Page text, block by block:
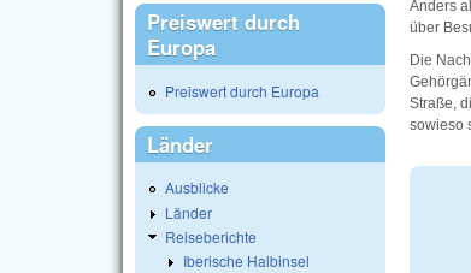
Anders
über
Die
Straße,
sowieso
Preiswert durch
Europa
Preiswert durch Europa
Länder
Ausblicke
Länder
Reiseberichte
Iberische Halbinsel